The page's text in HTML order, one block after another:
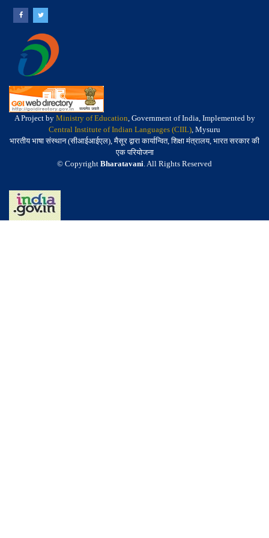
A Project by Ministry of Education, Government of India, Implemented by
Central Institute of Indian Languages (CIIL), Mysuru
भारतीय भाषा संस्थान (सीआईआईएल), मैसूर द्वारा कार्यान्वित, शिक्षा मंत्रालय, भारत सरकार की
एक परियोजना
© Copyright Bharatavani. All Rights Reserved